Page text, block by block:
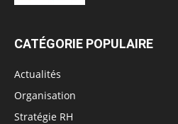
CATÉGORIE POPULAIRE
Actualités
Organisation
Stratégie RH